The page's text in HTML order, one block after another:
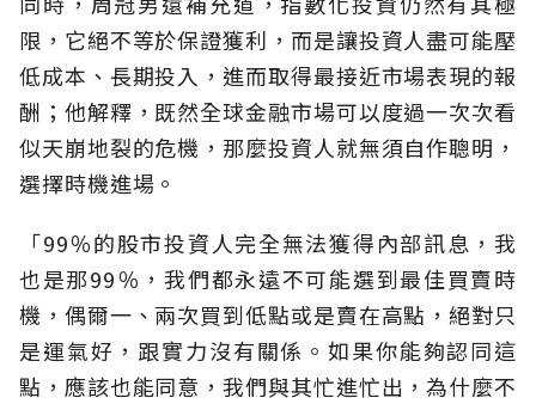
限，它絕不等於保證獲利，而是讓投資人盡可能壓
低成本、長期投入，進而取得最接近市場表現的報
酬；他解釋，既然全球金融市場可以度過一次次看
似天崩地裂的危機，那麼投資人就無須自作聰明，
選擇時機進場。
「99％的股市投資人完全無法獲得內部訊息，我
也是那99％，我們都永遠不可能選到最佳買賣時
機，偶爾一、兩次買到低點或是賣在高點，絕對只
是運氣好，跟實力沒有關係。如果你能夠認同這
點，應該也能同意，我們與其忙進忙出，為什麼不